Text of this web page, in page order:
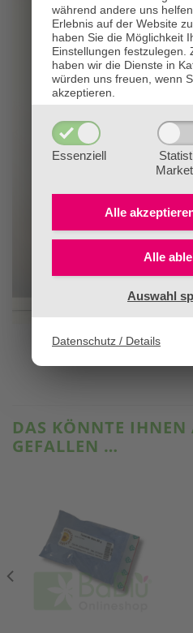
während andere uns
Erlebnis auf der Website
haben Sie die Möglichkeit
Einstellungen festzulegen.
haben wir die Dienste in
würden uns freuen, wenn
akzeptieren.
Essenziell
Alle
Alle
Auswahl
Datenschutz / Details
Seifen sind Ihre
Ihr Traum eine
Linie oder
Dann möchten wir Sie
für Kosmetikherstellung
einladen.
Diese finden ONLINE und in
Die ExpertInnen für
DAS KÖNNTE IHNEN
GEFALLEN …